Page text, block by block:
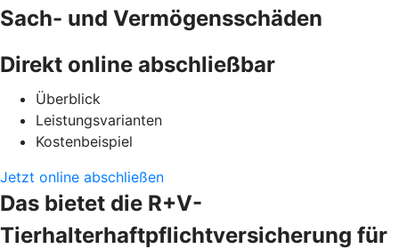
Sach- und Vermögensschäden
Direkt online abschließbar
Überblick
Leistungsvarianten
Kostenbeispiel
Jetzt online abschließen
Das bietet die R+V-
Tierhalterhaftpflichtversicherung für